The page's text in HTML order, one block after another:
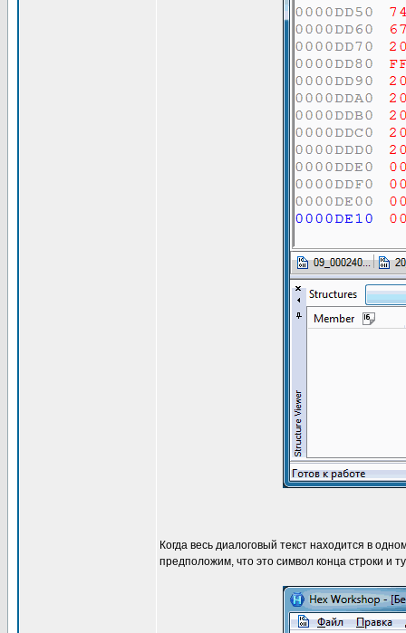
Когда весь диалоговый текст находится в
предположим, что это символ конца строки и